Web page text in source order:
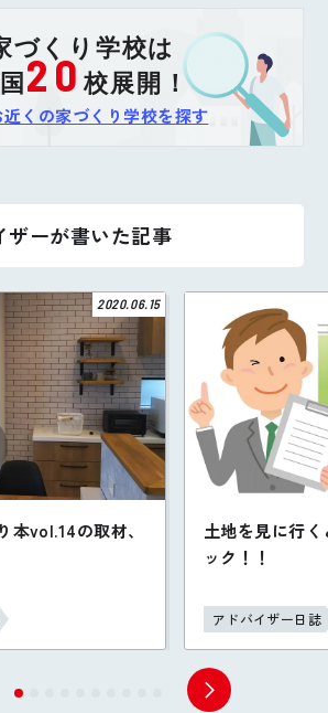
づくり学校は
20校展開！
近くの家づくり学校を探す
ザーが書いた記事
本vol.14の取材、
2020.06.15
土地を見に行
ック！！
アドバイザー日誌